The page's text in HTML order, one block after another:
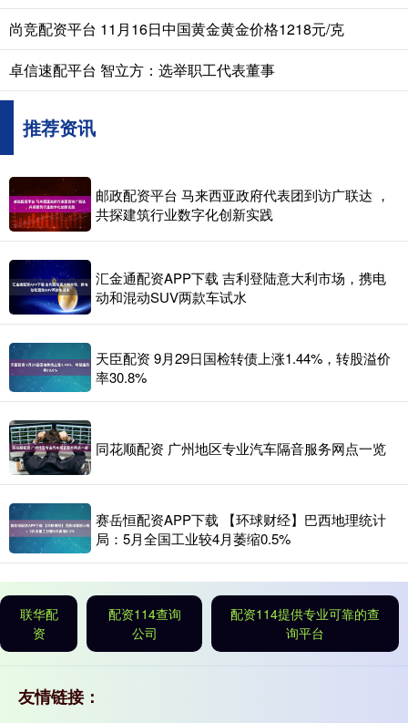
尚竞配资平台 11月16日中国黄金黄金价格1218元/克
卓信速配平台 智立方：选举职工代表董事
推荐资讯
邮政配资平台 马来西亚政府代表团到访广联达 ，
共探建筑行业数字化创新实践
汇金通配资APP下载 吉利登陆意大利市场，携电
动和混动SUV两款车试水
天臣配资 9月29日国检转债上涨1.44%，转股溢价
率30.8%
同花顺配资 广州地区专业汽车隔音服务网点一览
赛岳恒配资APP下载 【环球财经】巴西地理统计
局：5月全国工业较4月萎缩0.5%
联华配
资
配资114查询
公司
配资114提供专业可靠的查
询平台
友情链接：